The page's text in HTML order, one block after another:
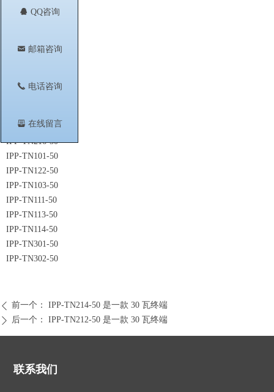
뀩 QQ咨询
낂 邮箱咨询
끅 电话咨询
뀣 在线留言
IPP-TN220-50
IPP-TN211-50
IPP-TN212-50
IPP-TN215-50
IPP-TN216-50
IPP-TN101-50
IPP-TN122-50
IPP-TN103-50
IPP-TN111-50
IPP-TN113-50
IPP-TN114-50
IPP-TN301-50
IPP-TN302-50
ꄴ 前一个： IPP-TN214-50 是一款 30 瓦终端
ꄲ 后一个： IPP-TN212-50 是一款 30 瓦终端
联系我们